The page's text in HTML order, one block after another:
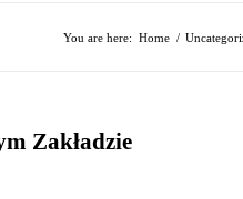
You are here: Home /
Zakładzie